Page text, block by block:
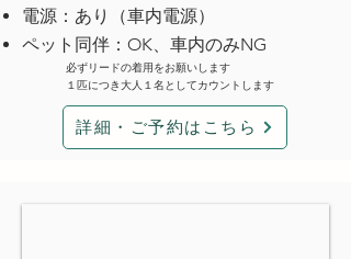
電源：あり（車内電源）
ペット同伴：OK、車内のみNG
必ずリードの着用をお願いします
１匹につき大人１名としてカウントします
詳細・ご予約はこちら